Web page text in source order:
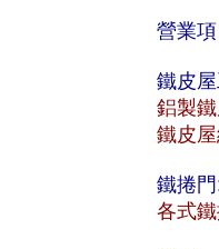
營業
鐵皮
鋁製
鐵皮
鐵捲
各式